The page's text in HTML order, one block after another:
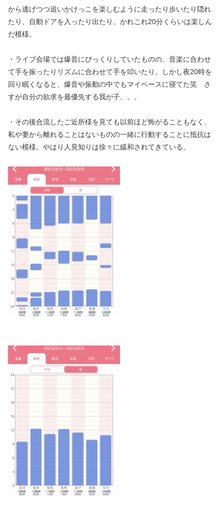
から逃げつつ追いかけっこを楽しむように走ったり歩いたり隠れ
たり、自動ドアを入ったり出たり。かれこれ20分くらいは楽しん
だ模様。
・ライブ会場では爆音にびっくりしていたものの、音楽に合わせ
て手を振ったりリズムに合わせて手を叩いたり。しかし夜20時を
回り眠くなると、爆音や振動の中でもマイペースに寝てた笑 さ
すが自分の欲求を最優先する我が子。。。
・その後合流したご近所様を見ても以前ほど怖がることもなく、
私や妻から離れることはないものの一緒に行動することに抵抗は
ない模様。やはり人見知りは徐々に緩和されてきている。